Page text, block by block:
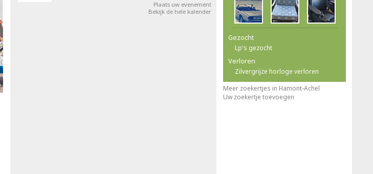
Plaats uw evenement
Bekijk de hele kalender
Gezocht
Lp's gezocht
Verloren
Zilvergrijze horloge verloren
Meer zoekertjes in Hamont-Achel
Uw zoekertje toevoegen